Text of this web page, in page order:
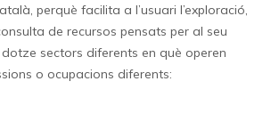
perquè facilita a l’usuari l’exploració,
de recursos pensats per al seu
sectors diferents en què operen
o ocupacions diferents: